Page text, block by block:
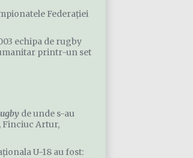
Federaţiei
echipa de rugby
printr-un set
de unde s-au
Finciuc Artur,
U-18 au fost: